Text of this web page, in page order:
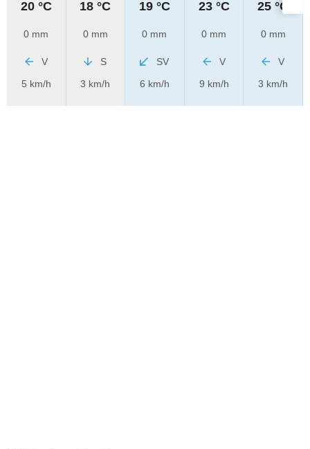
20 °C
0 mm
V
5 km/h
18 °C
0 mm
S
3 km/h
19 °C
0 mm
SV
6 km/h
23 °C
0 mm
V
9 km/h
25 °C
0 mm
V
3 km/h